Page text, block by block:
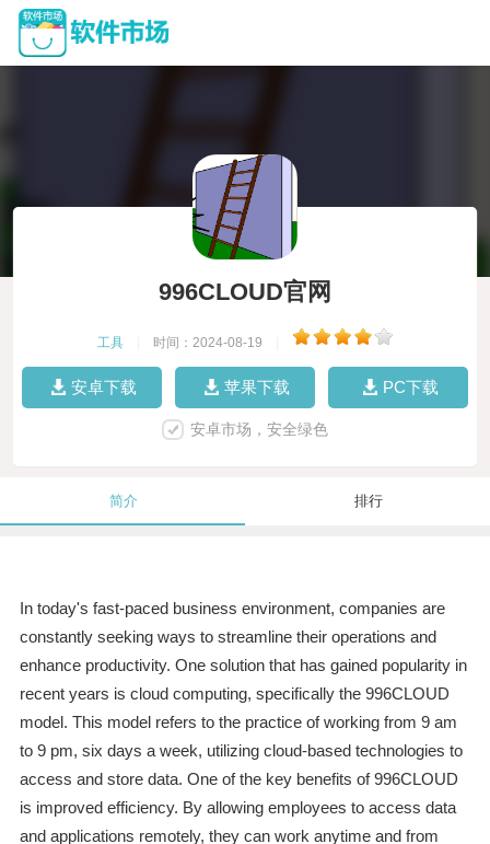
996CLOUD官网
工具 时间：2024-08-19
安卓下载 苹果下载 PC下载
安卓市场，安全绿色
简介 排行
In today's fast-paced business environment, companies are
constantly seeking ways to streamline their operations and
enhance productivity. One solution that has gained popularity in
recent years is cloud computing, specifically the 996CLOUD
model. This model refers to the practice of working from 9 am
to 9 pm, six days a week, utilizing cloud-based technologies to
access and store data. One of the key benefits of 996CLOUD
is improved efficiency. By allowing employees to access data
and applications remotely, they can work anytime and from